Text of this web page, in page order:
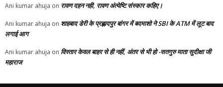
Ani kumar ahuja on रावण दहन नही, रावण अंत्येष्टि संस्कार कहिए।
Ani kumar ahuja on शाहबाद डेरी के प्रह्लादपुर बांगर में बदमाशो ने SBI के ATM में लूट बाद
लगाई आग
Ani kumar ahuja on विस्तार केवल बाहर से ही नहीं, अंतर से भी हो -सतगुरु माता सुदीक्षा जी
महाराज